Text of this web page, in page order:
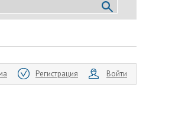
Регистрация Войти